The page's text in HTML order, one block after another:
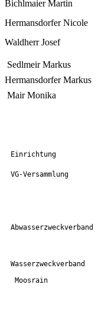
Bichlmaier Martin
Hermansdorfer Nicole
Waldherr Josef
Sedlmeir Markus
Hermansdorfer Markus
Mair Monika
Einrichtung
VG-Versammlung
Abwasserzweckverband
Wasserzweckverband
Moosrain